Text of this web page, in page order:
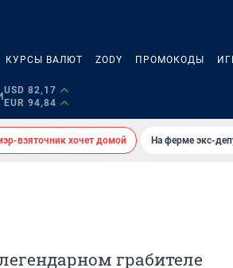
КУРСЫ ВАЛЮТ ZODY ПРОМОКОДЫ
USD 82,17
EUR 94,84
взяточник хочет домой На ферме экс-
грабителе